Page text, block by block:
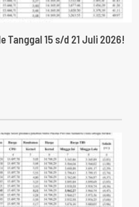
Tanggal 15 s/d 21 Juli 2026!